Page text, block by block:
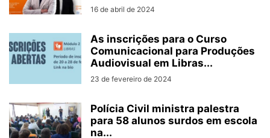
16 de abril de 2024
As inscrições para o Curso
Comunicacional para Produções
Audiovisual em Libras...
23 de fevereiro de 2024
Polícia Civil ministra palestra
para 58 alunos surdos em escola
na...